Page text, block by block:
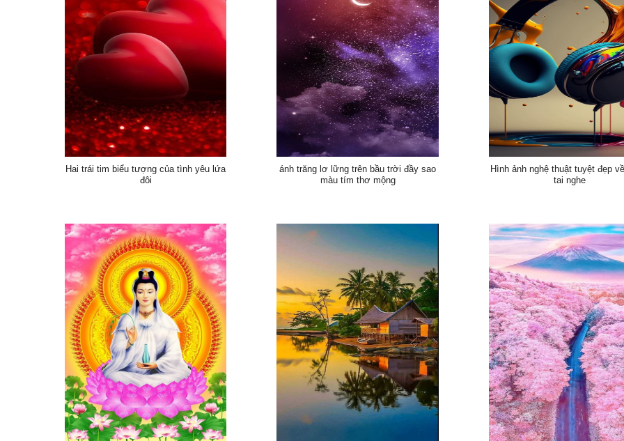
Hai trái tim biểu tượng của tình yêu lứa
đôi
ánh trăng lơ lững trên bầu trời đầy sao
màu tím thơ mộng
Hình ảnh nghệ thuật tuyệt đẹp
tai nghe